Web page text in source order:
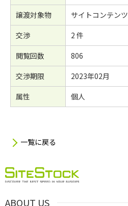
譲渡対象物
サイトコンテンツ
交渉
2 件
閲覧回数
806
交渉期限
2023年02月
属性
個人
一覧に戻る
ABOUT US